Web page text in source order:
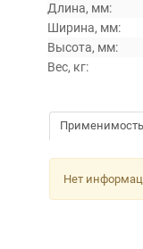
Длина, мм:
Ширина, мм:
Высота, мм:
Вес, кг:
Применимость
Нет